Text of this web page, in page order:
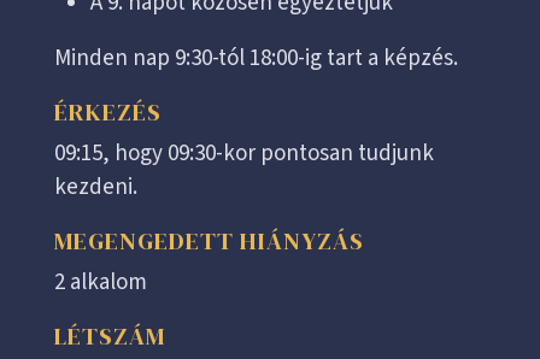
Minden nap 9:30-tól 18:00-ig tart a képzés.
ÉRKEZÉS
09:15, hogy 09:30-kor pontosan tudjunk
kezdeni.
MEGENGEDETT HIÁNYZÁS
2 alkalom
LÉTSZÁM